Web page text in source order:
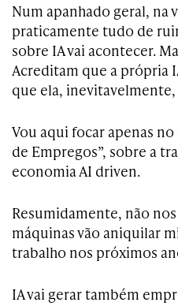
Num apanhado geral, na
praticamente tudo de
sobre IA vai acontecer.
Acreditam que a própria
que ela, inevitavelmente,
Vou aqui focar apenas
de Empregos”, sobre a
economia AI driven.
Resumidamente, não
máquinas vão aniquilar
trabalho nos próximos
IA vai gerar também